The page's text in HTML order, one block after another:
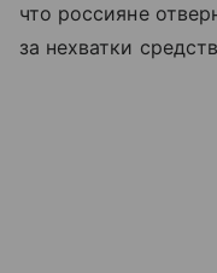
что россияне
за нехватки